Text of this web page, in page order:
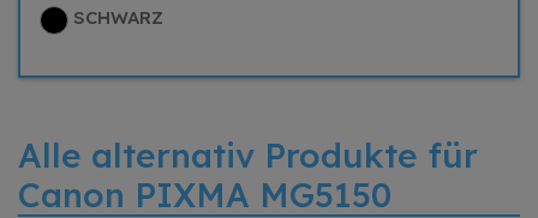
SCHWARZ
Alle alternativ Produkte für
Canon PIXMA MG5150